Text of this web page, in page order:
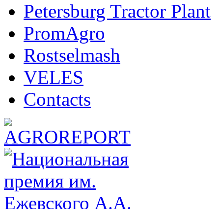
Petersburg Tractor Plant
PromAgro
Rostselmash
VELES
Сontacts